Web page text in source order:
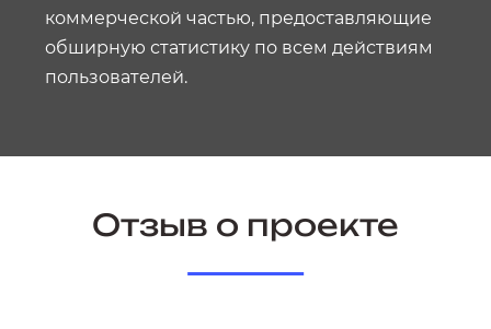
коммерческой частью, предоставляющие
обширную статистику по всем действиям
пользователей.
Отзыв о проекте